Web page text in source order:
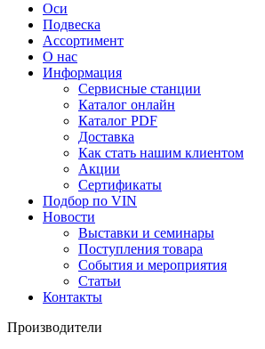
Оси
Подвеска
Ассортимент
О нас
Информация
Сервисные станции
Каталог онлайн
Каталог PDF
Доставка
Как стать нашим клиентом
Акции
Сертификаты
Подбор по VIN
Новости
Выставки и семинары
Поступления товара
События и мероприятия
Статьи
Контакты
Производители